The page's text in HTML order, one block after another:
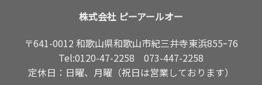
株式会社 ピーアールオー
〒641-0012 和歌山県和歌山市紀三井寺東浜855ｰ76
Tel:0120-47-2258
073-447-2258
定休日：日曜、月曜（祝日は営業しております）